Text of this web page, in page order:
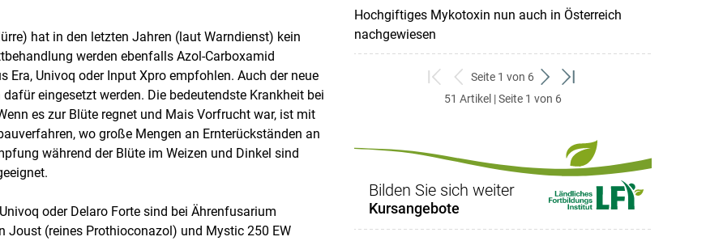
hat in den letzten Jahren (laut Warndienst) kein
werden ebenfalls Azol-Carboxamid
Era, Univoq oder Input Xpro empfohlen. Auch der neue
eingesetzt werden. Die bedeutendste Krankheit bei
es zur Blüte regnet und Mais Vorfrucht war, ist mit
wo große Mengen an Ernterückständen an
während der Blüte im Weizen und Dinkel sind
oder Delaro Forte sind bei Ährenfusarium
(reines Prothioconazol) und Mystic 250 EW
Hochgiftiges Mykotoxin nun auch in Österreich
nachgewiesen
zum
ersten
zurück
zum
Seite 1 von 6
weiter
zum
zum
51 Artikel | Seite 1 von 6
Bilden Sie sich weiter
Kursangebote